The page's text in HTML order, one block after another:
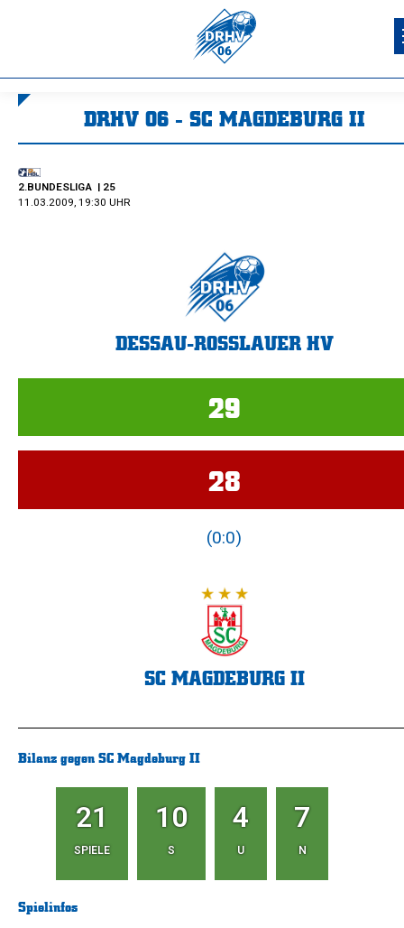
DRHV 06 - SC MAGDEBURG II
2.BUNDESLIGA | 25
11.03.2009, 19:30 UHR
DESSAU-ROSSLAUER HV
SC MAGDEBURG II
29
28
(0:0)
Bilanz gegen SC Magdeburg II
21
SPIELE
10
S
4
U
7
N
Spielinfos